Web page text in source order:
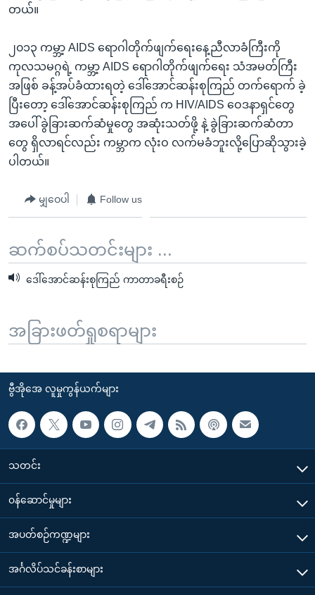
တယ်။
၂၀၁၃ ကမ္ဘာ့ AIDS ရောဂါတိုက်ဖျက်ရေးနေ့ညီလာခံကြီးကို
ကုလသမဂ္ဂရဲ့ ကမ္ဘာ့ AIDS ရောဂါတိုက်ဖျက်ရေး သံအမတ်ကြီး
အဖြစ် ခန့်အပ်ခံထားရတဲ့ ဒေါ်အောင်ဆန်းစုကြည် တက်ရောက် ခဲ့
ပြီးတော့ ဒေါ်အောင်ဆန်းစုကြည် က HIV/AIDS ဝေဒနာရှင်တွေ
အပေါ် ခွဲခြားဆက်ဆံမှုတွေ အဆုံးသတ်ဖို့ နဲ့ ခွဲခြားဆက်ဆံတာ
တွေ ရှိလာရင်လည်း ကမ္ဘာက လုံးဝ လက်မခံဘူးလို့ပြောဆိုသွားခဲ့
ပါတယ်။
မျှဝေပါ Follow us
ဆက်စပ်သတင်းများ ...
ဒေါ်အောင်ဆန်းစုကြည် ကာတာခရီးစဉ်
အခြားဖတ်ရှုစရာများ
ဗွီအိုအေ လူမှုကွန်ယက်များ
သတင်း
၀န်ဆောင်မှုများ
အပတ်စဉ်ကဏ္ဍများ
အင်္ဂလိပ်သင်ခန်းစာများ